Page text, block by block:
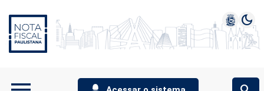
3 4
dark_mode